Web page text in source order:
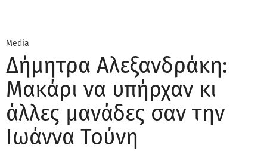
Media
Δήμητρα Αλεξανδράκη:
Μακάρι να υπήρχαν κι
άλλες μανάδες σαν την
Ιωάννα Τούνη